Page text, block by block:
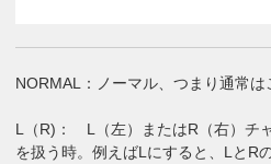
NORMAL：ノーマル、つまり通常は
L（R)： L（左）またはR（右）チ
を扱う時。例えばLにすると、LとR